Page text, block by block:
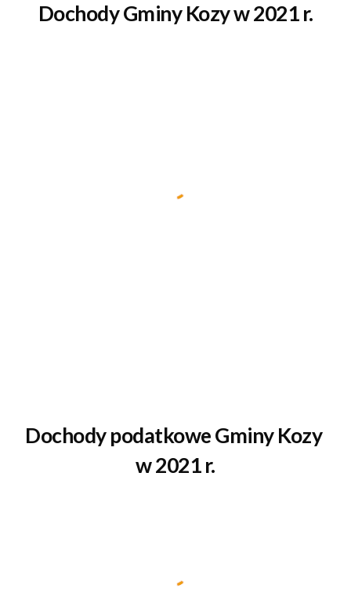
Dochody Gminy Kozy w 2021 r.
Dochody podatkowe Gminy Kozy
w 2021 r.